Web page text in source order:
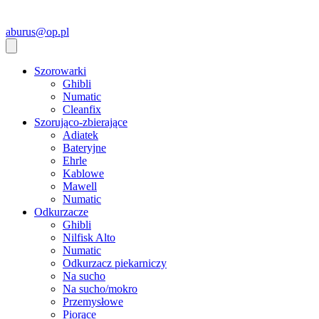
aburus@op.pl
Szorowarki
Ghibli
Numatic
Cleanfix
Szorująco-zbierające
Adiatek
Bateryjne
Ehrle
Kablowe
Mawell
Numatic
Odkurzacze
Ghibli
Nilfisk Alto
Numatic
Odkurzacz piekarniczy
Na sucho
Na sucho/mokro
Przemysłowe
Piorące